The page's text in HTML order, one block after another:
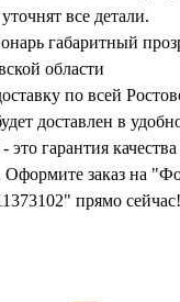
все детали.
габаритный
области
по всей
доставлен в
гарантия
Оформите заказ на
прямо